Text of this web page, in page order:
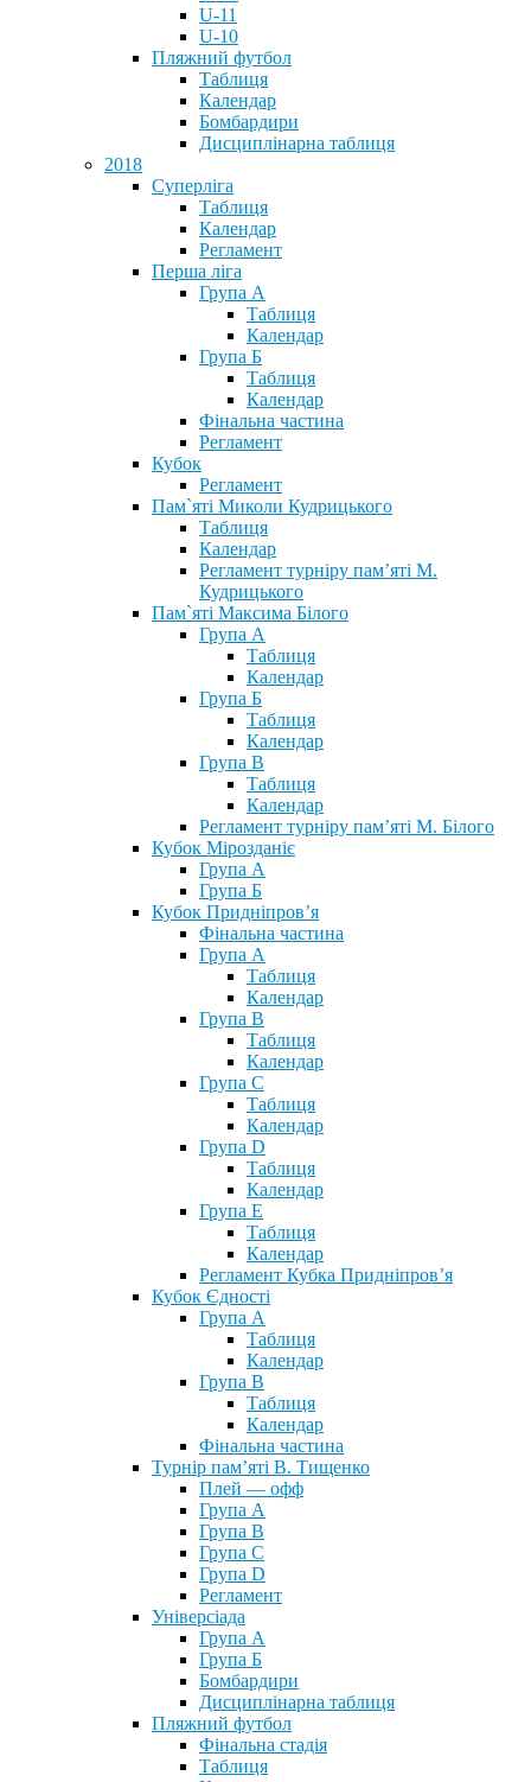
U-11
U-10
Пляжний футбол
Таблиця
Календар
Бомбардири
Дисциплінарна таблиця
2018
Суперліга
Таблиця
Календар
Регламент
Перша ліга
Група А
Таблиця
Календар
Група Б
Таблиця
Календар
Фінальна частина
Регламент
Кубок
Регламент
Пам`яті Миколи Кудрицького
Таблиця
Календар
Регламент турніру пам’яті М.
Кудрицького
Пам`яті Максима Білого
Група А
Таблиця
Календар
Група Б
Таблиця
Календар
Група В
Таблиця
Календар
Регламент турніру пам’яті М. Білого
Кубок Мірозданіє
Група А
Група Б
Кубок Придніпров’я
Фінальна частина
Група А
Таблиця
Календар
Група В
Таблиця
Календар
Група С
Таблиця
Календар
Група D
Таблиця
Календар
Група Е
Таблиця
Календар
Регламент Кубка Придніпров’я
Кубок Єдності
Група А
Таблиця
Календар
Група В
Таблиця
Календар
Фінальна частина
Турнір пам’яті В. Тищенко
Плей — офф
Група А
Група B
Група С
Група D
Регламент
Універсіада
Група А
Група Б
Бомбардири
Дисциплінарна таблиця
Пляжний футбол
Фінальна стадія
Таблиця